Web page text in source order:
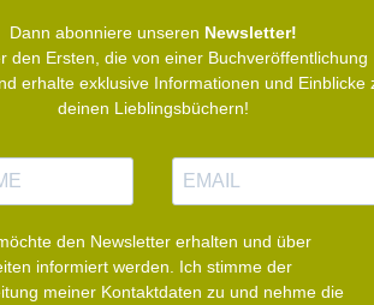
Dann abonniere unseren Newsletter!
den Ersten, die von einer Buchveröffentlichung
erhalte exklusive Informationen und Einblicke
deinen Lieblingsbüchern!
M
i
den Newsletter erhalten und über
informiert werden.
Ich stimme der
meiner Kontaktdaten zu und nehme die